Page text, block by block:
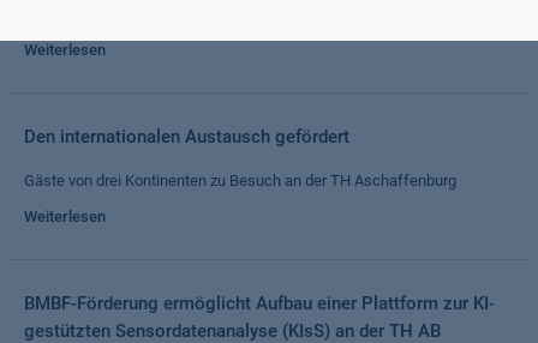
Weiterlesen
Den internationalen Austausch gefördert
Gäste von drei Kontinenten zu Besuch an der TH Aschaffenburg
Weiterlesen
BMBF-Förderung ermöglicht Aufbau einer Plattform zur KI-
gestützten Sensordatenanalyse (KIsS) an der TH AB